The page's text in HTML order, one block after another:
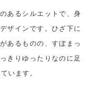
あるシルエットで、身
ザインです。ひざ下に
あるものの、すぼまっ
きりゆったりなのに足
います。